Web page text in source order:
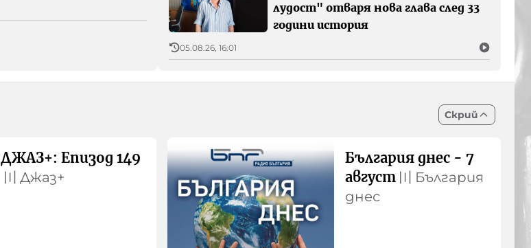
лудост" отваря нова глава след 33
години история
05.08.26, 16:01
Скрий
ДЖАЗ+: Епизод 149
〣 Джаз+
България днес - 7
август 〣
България
днес